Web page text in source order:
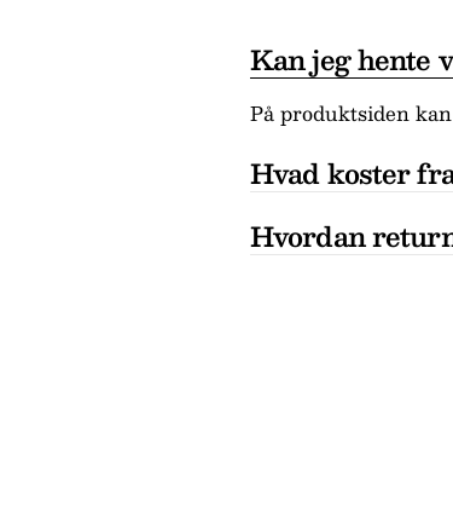
Kan jeg hente
På produktsiden
Hvad koster
Hvordan